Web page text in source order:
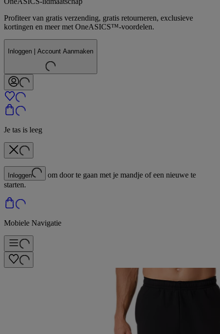
Profiteer van gratis verzending, gratis retourneren, exclusieve
kortingen en meer met OneASICS™-voordelen.
Inloggen | Account Aanmaken
Je tas is leeg
Inloggen
om door te gaan met je mandje of een nieuwe te
starten.
Mobiele Navigatie